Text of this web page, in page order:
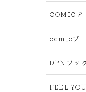
COMICア
comicブ
DPNブッ
FEEL